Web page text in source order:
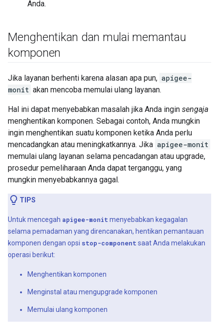
Anda.
Menghentikan dan mulai memantau
komponen
Jika layanan berhenti karena alasan apa pun, apigee-
monit akan mencoba memulai ulang layanan.
Hal ini dapat menyebabkan masalah jika Anda ingin sengaja
menghentikan komponen. Sebagai contoh, Anda mungkin
ingin menghentikan suatu komponen ketika Anda perlu
mencadangkan atau meningkatkannya. Jika apigee-monit
memulai ulang layanan selama pencadangan atau upgrade,
prosedur pemeliharaan Anda dapat terganggu, yang
mungkin menyebabkannya gagal.
TIPS
Untuk mencegah apigee-monit menyebabkan kegagalan
selama pemadaman yang direncanakan, hentikan pemantauan
komponen dengan opsi stop-component saat Anda melakukan
operasi berikut:
Menghentikan komponen
Menginstal atau mengupgrade komponen
Memulai ulang komponen